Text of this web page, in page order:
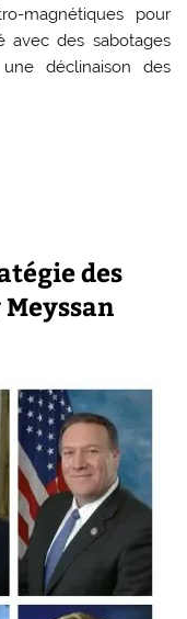
magnétiques pour
avec des sabotages
déclinaison des
des